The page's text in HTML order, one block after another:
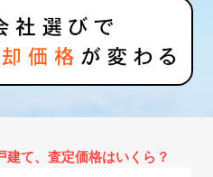
建て、査定価格はいくら？